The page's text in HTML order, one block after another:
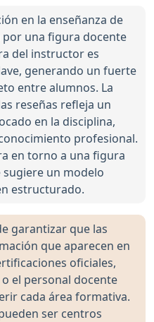
en la enseñanza de
una figura docente
del instructor es
generando un fuerte
entre alumnos. La
reseñas refleja un
en la disciplina,
profesional.
en torno a una figura
sugiere un modelo
estructurado.
garantizar que las
que aparecen en
oficiales,
el personal docente
cada área formativa.
ser centros